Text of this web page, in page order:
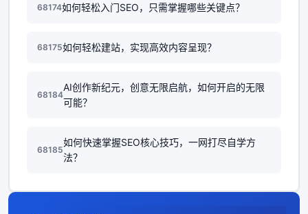
68174如何轻松入门SEO，只需掌握哪些关键点？
68175如何轻松建站，实现高效内容呈现？
68184
AI创作新纪元，创意无限启航，如何开启的无限
可能？
68185
如何快速掌握SEO核心技巧，一网打尽自学方
法？